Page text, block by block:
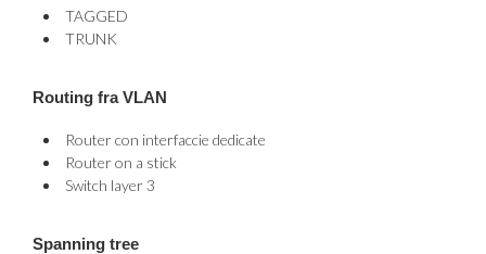
TAGGED
TRUNK
Routing fra VLAN
Router con interfaccie dedicate
Router on a stick
Switch layer 3
Spanning tree